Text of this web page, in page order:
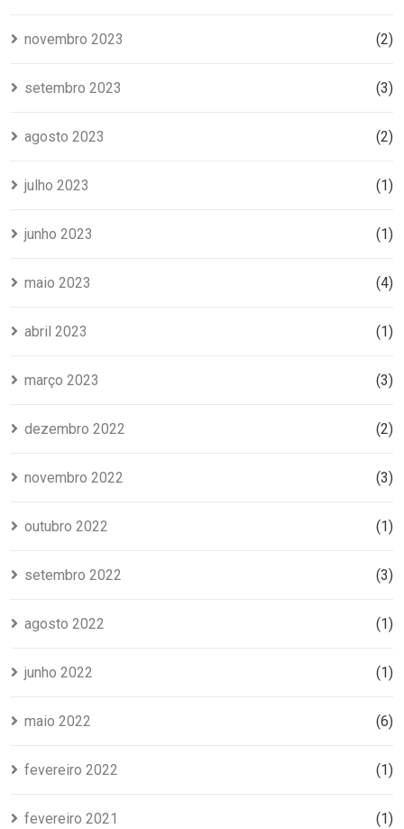
novembro 2023 (2)
setembro 2023 (3)
agosto 2023 (2)
julho 2023 (1)
junho 2023 (1)
maio 2023 (4)
abril 2023 (1)
março 2023 (3)
dezembro 2022 (2)
novembro 2022 (3)
outubro 2022 (1)
setembro 2022 (3)
agosto 2022 (1)
junho 2022 (1)
maio 2022 (6)
fevereiro 2022 (1)
fevereiro 2021 (1)